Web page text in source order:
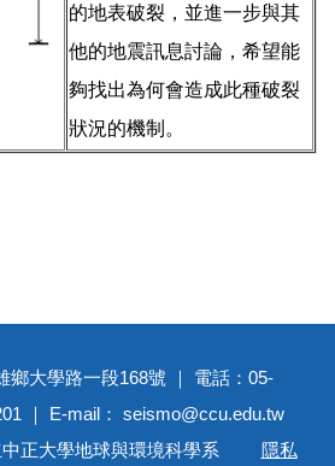
的地表破裂，並進一步與其
他的地震訊息討論，希望能
夠找出為何會造成此種破裂
狀況的機制。
鄉大學路一段168號 ｜ 電話：05-
｜ E-mail： seismo@ccu.edu.tw
中正大學地球與環境科學系 隱私